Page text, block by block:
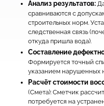
Анализ результатов:
сравниваются с
строительных норм.
следственная связь
откуда пришла вода).
Составление
Формируется точный
указанием нарушенных
Расчёт стоимости
(Смета): Сметчик
потребуется на